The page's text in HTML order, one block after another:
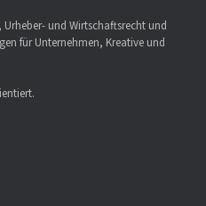
Urheber- und Wirtschaftsrecht und
für Unternehmen, Kreative und